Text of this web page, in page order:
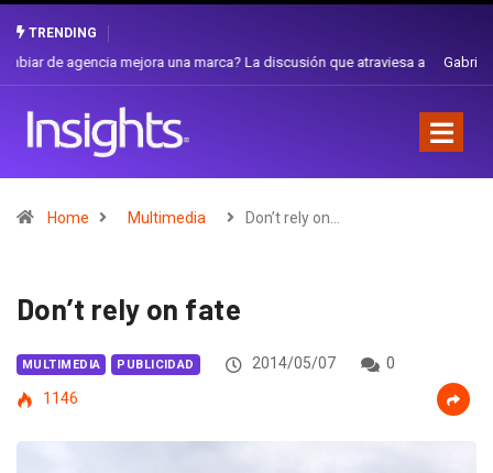
TRENDING
Gabriela Herrera y el arte de cambiarse el sombrero en Corporación
Home Multimedia Don’t rely on…
Don’t rely on fate
MULTIMEDIA PUBLICIDAD 2014/05/07
0
1146